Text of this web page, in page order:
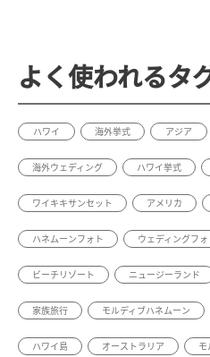
よく使われるタ
ハワイ 海外挙式 アジア
海外ウェディング ハワイ挙式
ワイキキサンセット アメリカ
ハネムーンフォト ウェディングフォ
ビーチリゾート ニュージーランド
家族旅行 モルディブハネムーン
ハワイ島 オーストラリア モ